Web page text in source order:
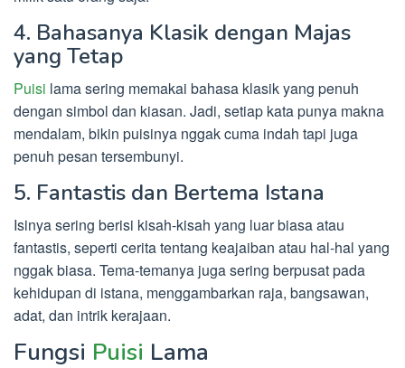
4. Bahasanya Klasik dengan Majas
yang Tetap
Puisi lama sering memakai bahasa klasik yang penuh
dengan simbol dan kiasan. Jadi, setiap kata punya makna
mendalam, bikin puisinya nggak cuma indah tapi juga
penuh pesan tersembunyi.
5. Fantastis dan Bertema Istana
Isinya sering berisi kisah-kisah yang luar biasa atau
fantastis, seperti cerita tentang keajaiban atau hal-hal yang
nggak biasa. Tema-temanya juga sering berpusat pada
kehidupan di istana, menggambarkan raja, bangsawan,
adat, dan intrik kerajaan.
Fungsi Puisi Lama